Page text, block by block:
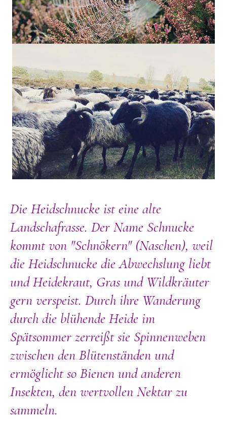
Die Heidschnucke ist eine alte
Landschafrasse. Der Name Schnucke
kommt von "Schnökern" (Naschen), weil
die Heidschnucke die Abwechslung liebt
und Heidekraut, Gras und Wildkräuter
gern verspeist. Durch ihre Wanderung
durch die blühende Heide im
Spätsommer zerreißt sie Spinnenweben
zwischen den Blütenständen und
ermöglicht so Bienen und anderen
Insekten, den wertvollen Nektar zu
sammeln.